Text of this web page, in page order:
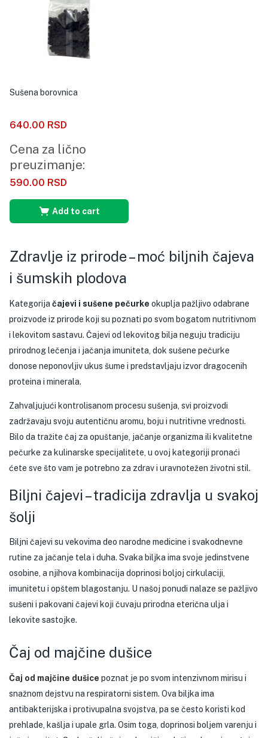
Sušena borovnica
640.00 RSD
Cena za lično
preuzimanje:
590.00 RSD
Add to cart
Zdravlje iz prirode – moć biljnih čajeva
i šumskih plodova
Kategorija čajevi i sušene pečurke okuplja pažljivo odabrane
proizvode iz prirode koji su poznati po svom bogatom nutritivnom
i lekovitom sastavu. Čajevi od lekovitog bilja neguju tradiciju
prirodnog lečenja i jačanja imuniteta, dok sušene pečurke
donose neponovljiv ukus šume i predstavljaju izvor dragocenih
proteina i minerala.
Zahvaljujući kontrolisanom procesu sušenja, svi proizvodi
zadržavaju svoju autentičnu aromu, boju i nutritivne vrednosti.
Bilo da tražite čaj za opuštanje, jačanje organizma ili kvalitetne
pečurke za kulinarske specijalitete, u ovoj kategoriji pronaći
ćete sve što vam je potrebno za zdrav i uravnotežen životni stil.
Biljni čajevi – tradicija zdravlja u svakoj
šolji
Biljni čajevi su vekovima deo narodne medicine i svakodnevne
rutine za jačanje tela i duha. Svaka biljka ima svoje jedinstvene
osobine, a njihova kombinacija doprinosi boljoj cirkulaciji,
imunitetu i opštem blagostanju. U našoj ponudi nalaze se pažljivo
sušeni i pakovani čajevi koji čuvaju prirodna eterična ulja i
lekovite sastojke.
Čaj od majčine dušice
Čaj od majčine dušice poznat je po svom intenzivnom mirisu i
snažnom dejstvu na respiratorni sistem. Ova biljka ima
antibakterijska i protivupalna svojstva, pa se često koristi kod
prehlade, kašlja i upale grla. Osim toga, doprinosi boljem varenju i